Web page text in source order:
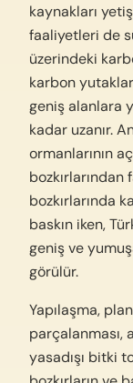
kaynakları
faaliyetleri de
üzerindeki
karbon
geniş alanlara
kadar uzanır.
ormanlarının
bozkırlarından
bozkırlarında
baskın iken,
geniş ve
görülür.
Yapılaşma,
parçalanması,
yasadışı bitki